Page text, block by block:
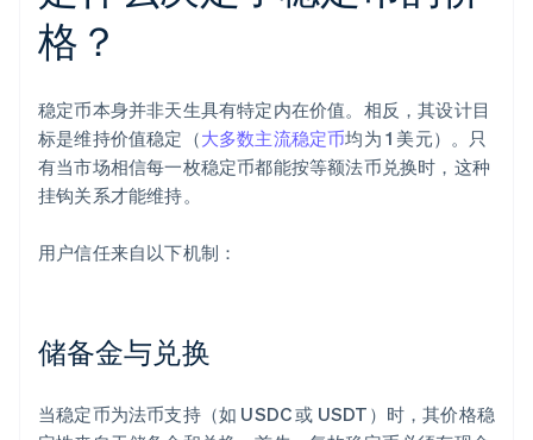
格？
稳定币本身并非天生具有特定内在价值。相反，其设计目
标是维持价值稳定（大多数主流稳定币均为 1 美元）。只
有当市场相信每一枚稳定币都能按等额法币兑换时，这种
挂钩关系才能维持。
用户信任来自以下机制：
储备金与兑换
当稳定币为法币支持（如 USDC 或 USDT）时，其价格稳